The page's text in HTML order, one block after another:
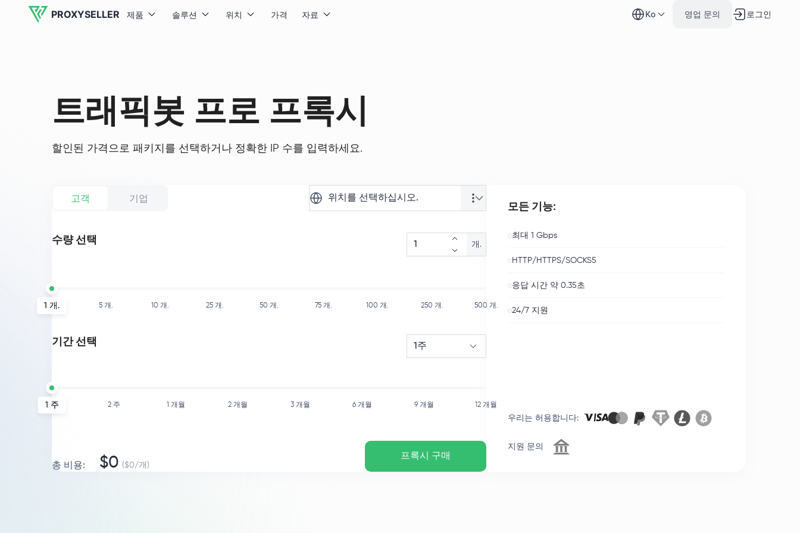
PROXYSELLER 제품 솔루션 위치 가격 자료 ko 영업 문의 로그인
트래픽봇 프로 프록시
할인된 가격으로 패키지를 선택하거나 정확한 IP 수를 입력하세요.
고객 기업 위치를 선택하십시오.
수량 선택 개.
1 개. 5 개. 10 개. 25 개. 50 개. 75 개. 100 개. 250 개. 500 개.
기간 선택 1주
1 주 2 주 1 개월 2 개월 3 개월 6 개월 9 개월 12 개월
총 비용: $0 ($0/개 )
프록시 구매
모든 기능:
최대 1 Gbps
HTTP/HTTPS/SOCKS5
응답 시간 약 0.35초
24/7 지원
우리는 허용합니다:
지원 문의